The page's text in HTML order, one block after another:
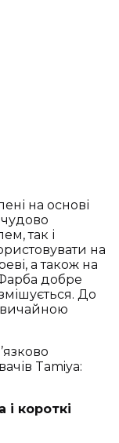
на основі
так і
на
а також на
добре
До
Tamiya:
короткі